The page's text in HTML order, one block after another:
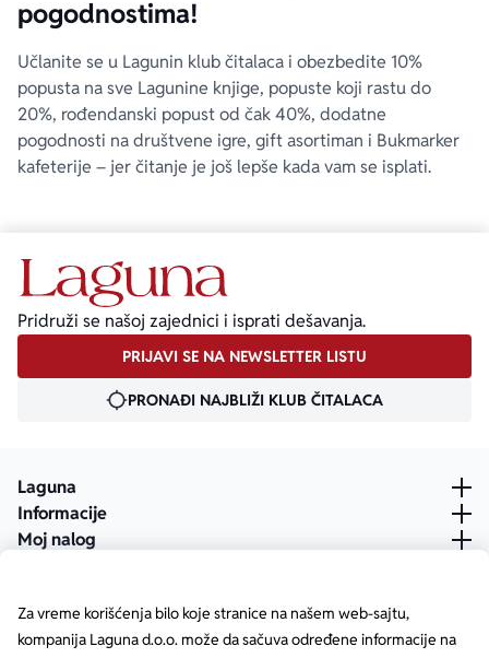
Za vreme korišćenja bilo koje stranice na našem web-sajtu,
kompanija Laguna d.o.o. može da sačuva određene informacije na
pogodnostima!
Učlanite se u Lagunin klub čitalaca i obezbedite 10%
popusta na sve Lagunine knjige, popuste koji rastu do
20%, rođendanski popust od čak 40%, dodatne
pogodnosti na društvene igre, gift asortiman i Bukmarker
kafeterije – jer čitanje je još lepše kada vam se isplati.
Pridruži se našoj zajednici i isprati dešavanja.
PRIJAVI SE NA NEWSLETTER LISTU
PRONAĐI NAJBLIŽI KLUB ČITALACA
Laguna
Informacije
Moj nalog